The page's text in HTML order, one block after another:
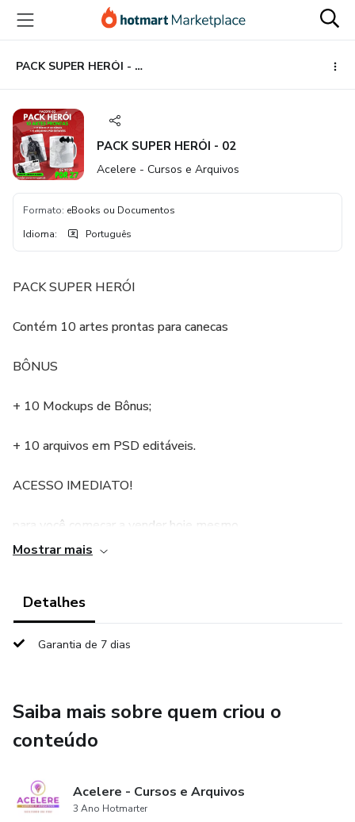
para
conteúdo
principal
para
pagamento
para
rodapé
PACK SUPER HERÓI - 02
PACK SUPER HERÓI - 02
Acelere - Cursos e Arquivos
Formato: eBooks ou Documentos
Idioma: Português
PACK SUPER HERÓI
Contém 10 artes prontas para canecas
BÔNUS
+ 10 Mockups de Bônus;
+ 10 arquivos em PSD editáveis.
ACESSO IMEDIATO!
para você começar a vender hoje mesmo.
Ambiente seguro.
Mostrar mais
Detalhes
Garantia de 7 dias
Saiba mais sobre quem criou o
conteúdo
Acelere - Cursos e Arquivos
3 Ano Hotmarter